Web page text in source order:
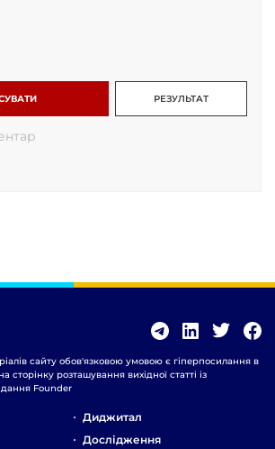
РЕЗУЛЬТАТ
сайту обов'язковою умовою є гіперпосилання в
розташування вихідної статті із
Founder
Диджитал
Дослідження